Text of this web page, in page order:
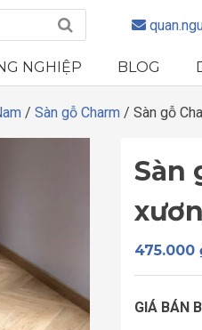
NGHIỆP BLOG
/ Sàn gỗ Charm / Sàn gỗ
Sàn
475.000
GIÁ BÁN